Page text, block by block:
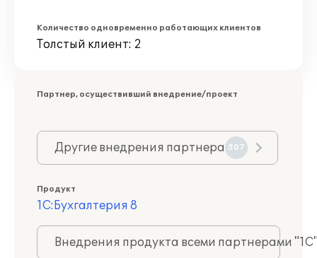
Количество одновременно работающих клиентов
Толстый клиент: 2
Партнер, осуществивший внедрение/проект
Другие внедрения партнера 507
Продукт
1С:Бухгалтерия 8
Внедрения продукта всеми партнерами